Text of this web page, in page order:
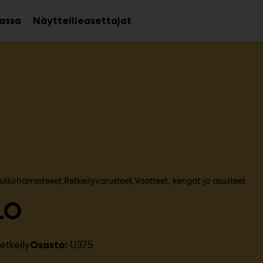
Avaa
alavalikko
NäytteilleasettajatAvaa
alavalikko
Retkeilyvarusteet Vaatteet, kengät ja asusteet
Osasto: U375